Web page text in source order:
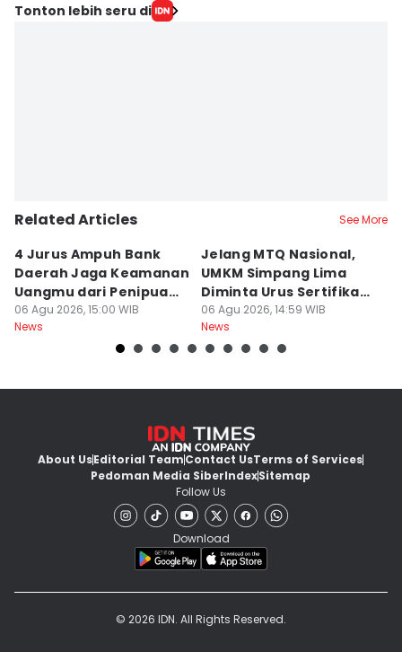
Tonton lebih seru di
Related Articles See More
4 Jurus Ampuh Bank
Daerah Jaga Keamanan
Uangmu dari Penipuan
Digital
06 Agu 2026, 15:00 WIB
News
Jelang MTQ Nasional,
UMKM Simpang Lima
Diminta Urus Sertifikat
Halal
06 Agu 2026, 14:59 WIB
News
About UsEditorial TeamContact UsTerms of Services
Pedoman Media SiberIndexSitemap
Follow Us
Download
© 2026 IDN. All Rights Reserved.